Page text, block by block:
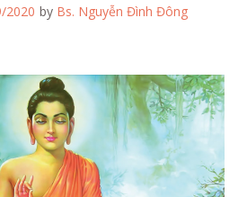
2020 by Bs. Nguyễn Đình Đông